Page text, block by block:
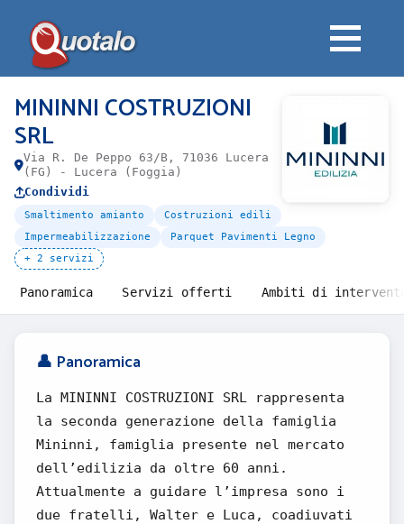
MININNI COSTRUZIONI
SRL
Via R. De Peppo 63/B, 71036 Lucera
(FG) - Lucera (Foggia)
Condividi
Smaltimento amianto
Costruzioni edili
Impermeabilizzazione
Parquet Pavimenti Legno
+ 2 servizi
Panoramica Servizi offerti Ambiti di
👤 Panoramica
La MININNI COSTRUZIONI SRL rappresenta
la seconda generazione della famiglia
Mininni, famiglia presente nel mercato
dell’edilizia da oltre 60 anni.
Attualmente a guidare l’impresa sono i
due fratelli, Walter e Luca, coadiuvati